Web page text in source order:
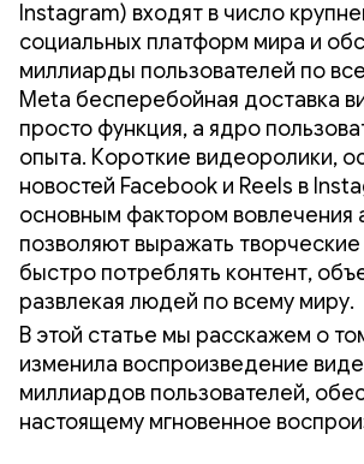
Instagram) входят в число
социальных платформ мира и
миллиарды пользователей по
Meta бесперебойная доставка
просто функция, а ядро
опыта. Короткие видеоролики,
новостей Facebook и Reels в
основным фактором вовлечения
позволяют выражать
быстро потреблять контент,
развлекая людей по всему миру.
В этой статье мы расскажем о
изменила воспроизведение
миллиардов пользователей,
настоящему мгновенное